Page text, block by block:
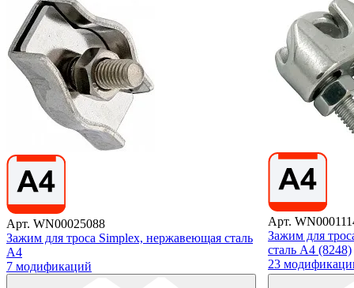
Арт. WN00025088
Зажим для троса Simplex, нержавеющая сталь
А4
7 модификаций
Арт.
Зажим для
сталь А4 (8248)
23